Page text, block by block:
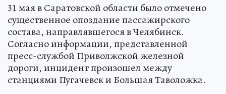
31 мая в Саратовской области было отмечено
существенное опоздание пассажирского
состава, направлявшегося в Челябинск.
Согласно информации, представленной
пресс-службой Приволжской железной
дороги, инцидент произошел между
станциями Пугачевск и Большая Таволожка.